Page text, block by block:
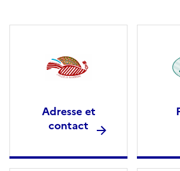
Adresse et
contact